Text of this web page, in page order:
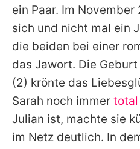
ein Paar. Im
sich und nicht mal ein
die beiden bei einer
das Jawort. Die
(2) krönte das
Sarah noch immer
Julian ist, machte sie
im Netz deutlich. In